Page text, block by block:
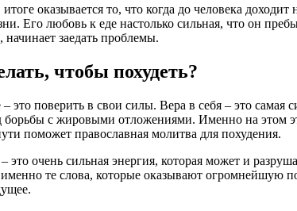
оказывается то, что когда до человека
Его любовь к еде настолько сильная, что он
заедать проблемы.
чтобы похудеть?
это поверить в свои силы. Вера в себя – это самая
борьбы с жировыми отложениями. Именно на этом
поможет православная молитва для похудения.
это очень сильная энергия, которая может и
именно те слова, которые оказывают огромнейшую